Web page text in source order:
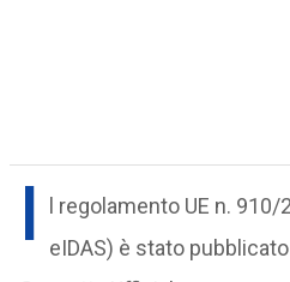
I
l regolamento UE n.
eIDAS) è stato